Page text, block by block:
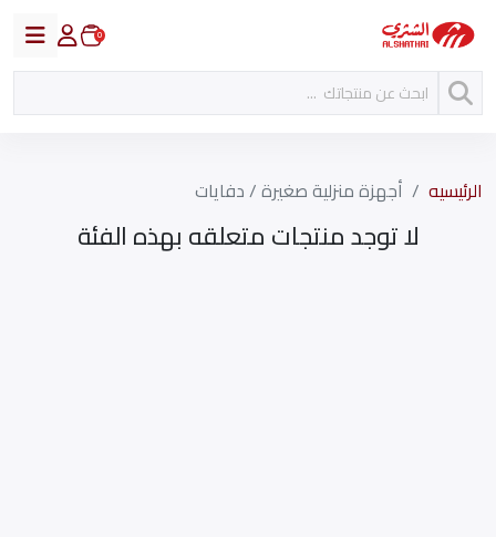
0
الرئيسيه أجهزة منزلية صغيرة / دفايات
لا توجد منتجات متعلقه بهذه الفئة